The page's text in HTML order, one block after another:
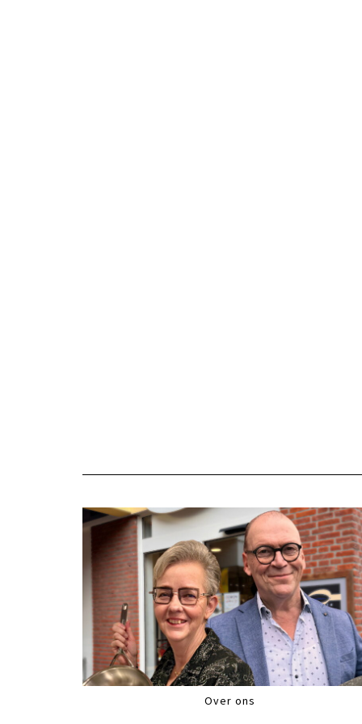
Over ons